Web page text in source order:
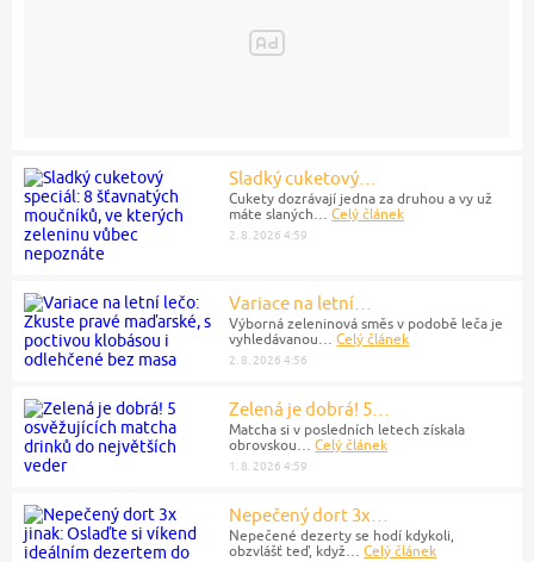
Sladký cuketový…
Cukety dozrávají jedna za druhou a vy už
máte slaných…Celý článek
2. 8. 2026 4:59
Variace na letní…
Výborná zeleninová směs v podobě leča je
vyhledávanou…Celý článek
2. 8. 2026 4:56
Zelená je dobrá! 5…
Matcha si v posledních letech získala
obrovskou…Celý článek
1. 8. 2026 4:59
Nepečený dort 3x…
Nepečené dezerty se hodí kdykoli,
obzvlášť teď, když…Celý článek